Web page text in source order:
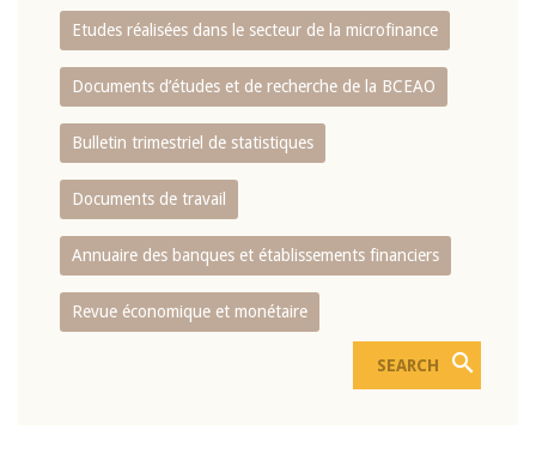
Etudes réalisées dans le secteur de la microfinance
Documents d’études et de recherche de la BCEAO
Bulletin trimestriel de statistiques
Documents de travail
Annuaire des banques et établissements financiers
Revue économique et monétaire